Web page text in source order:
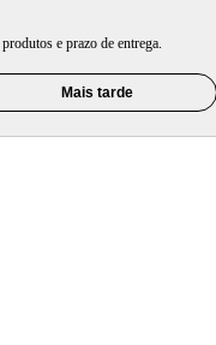
e prazo de entrega.
Mais tarde